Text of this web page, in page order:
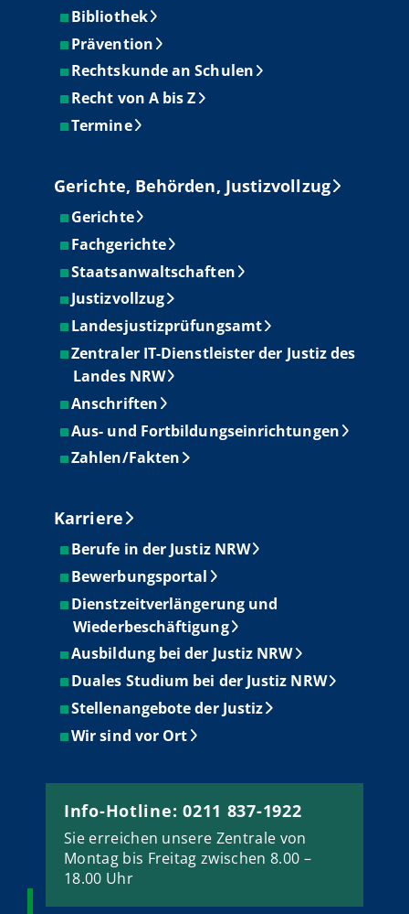
Bibliothek
Prävention
Rechtskunde an Schulen
Recht von A bis Z
Termine
Gerichte, Behörden, Justizvollzug
Gerichte
Fachgerichte
Staatsanwaltschaften
Justizvollzug
Landesjustizprüfungsamt
Zentraler IT-Dienstleister der Justiz des
Landes NRW
Anschriften
Aus- und Fortbildungseinrichtungen
Zahlen/Fakten
Karriere
Berufe in der Justiz NRW
Bewerbungsportal
Dienstzeitverlängerung und
Wiederbeschäftigung
Ausbildung bei der Justiz NRW
Duales Studium bei der Justiz NRW
Stellenangebote der Justiz
Wir sind vor Ort
Info-Hotline: 0211 837-1922
Sie erreichen unsere Zentrale von
Montag bis Freitag zwischen 8.00 –
18.00 Uhr